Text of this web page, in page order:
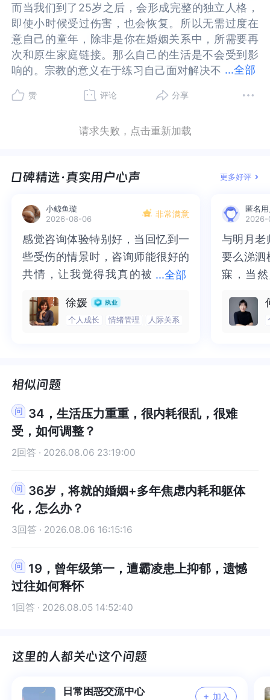
你。祝好哦！！！！！！！
你。祝好哦！！！！！！！
...全部
而当我们到了25岁之后，会形成完整的独立人格，
即使小时候受过伤害，也会恢复。所以无需过度在
意自己的童年，除非是你在婚姻关系中，所需要再
次和原生家庭链接。那么自己的生活是不会受到影
响的。宗教的意义在于练习自己面对解决不
有利于生活的。关于医生说的焦虑，一方面你可以
己的抗压能力目前不太好，那么可以适当降低难度
你一些有用的内容。
而当我们到了25岁之后，会形成完整的独立人格，
即使小时候受过伤害，也会恢复。所以无需过度在
意自己的童年，除非是你在婚姻关系中，所需要再
次和原生家庭链接。那么自己的生活是不会受到影
响的。宗教的意义在于练习自己面对解决不了问题
生活的。关于医生说的焦虑，一方面你可以了解一
压能力目前不太好，那么可以适当降低难度来应
些有用的内容。
赞 评论 分享
请求失败，点击重新加载
更多好评
小鲸鱼璇
2026-08-06
非常满意
...全部
感觉咨询体验特别好，当回忆到一
些受伤的情景时，咨询师能很好的
共情，让我觉得我真的被
一部分未处理的情绪被注意到了，
而且当咨询师准确说出我当时的情
觉轻快了很多，感觉轻松了。很感
感觉咨询体验特别好，当回忆到一
些受伤的情景时，咨询师能很好的
共情，让我觉得我真的被抱住了。
处理的情绪被注意到了，而且当咨
询师准确说出我当时的情绪，我感
了很多，感觉轻松了。很感谢咨询
徐媛
个人成长 情绪管理 人际关系
匿名
2026-
与明月老
要么涕泗
寐，当
来，觉
再困于
与明月老
要么涕泗
寐，当然
不必再
梏，更
34，生活压力重重，很内耗很乱，很难
受，如何调整？
2回答 · 2026.08.06 23:19:00
36岁，将就的婚姻+多年焦虑内耗和躯体
化，怎么办？
3回答 · 2026.08.06 16:15:16
19，曾年级第一，遭霸凌患上抑郁，遗憾
过往如何释怀
1回答 · 2026.08.05 14:52:40
日常困惑交流中心 + 加入